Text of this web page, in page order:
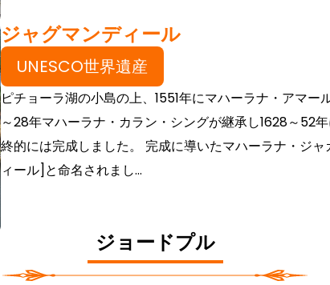
ジャグマンディール
UNESCO世界遺産
ピチョーラ湖の小島の上、1551年にマハーラナ・アマ
～28年マハーラナ・カラン・シングが継承し1628～52
終的には完成しました。 完成に導いたマハーラナ・ジ
ィール]と命名されまし...
ジョードプル